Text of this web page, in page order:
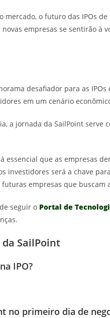
o futuro das IPOs
empresas se sentirão à
desafiador para as
em um cenário
a jornada da SailPoint serve
essencial que as empresas
investidores será a chave
empresas que buscam
seguir o Portal de
da SailPoint
IPO?
no primeiro dia de